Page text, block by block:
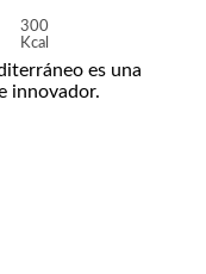
300
Kcal
es una
innovador.